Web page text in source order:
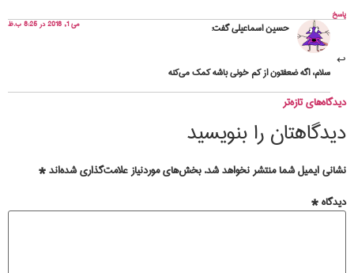
پاسخ
حسین اسماعیلیگفت: می 1, 2018 در 8:25 ب.ظ
سلام، اگه ضعفتون از کم خونی باشه کمک می‌کنه
دیدگاه‌های تازه‌تر
دیدگاهتان را بنویسید
نشانی ایمیل شما منتشر نخواهد شد. بخش‌های موردنیاز علامت‌گذاری شده‌اند*
دیدگاه*